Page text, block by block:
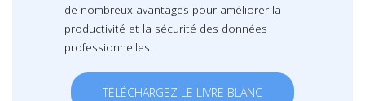
de nombreux avantages pour améliorer la
productivité et la sécurité des données
professionnelles.
TÉLÉCHARGEZ LE LIVRE BLANC